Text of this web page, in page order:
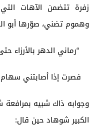
زفرة تتضمن الآهات
وهموم تضني، صوّرها أبو
“رماني الدهر
فصرت إذا أصابتني
وجوابه ذاك شبيه
الكبير شوهاد حين قال: